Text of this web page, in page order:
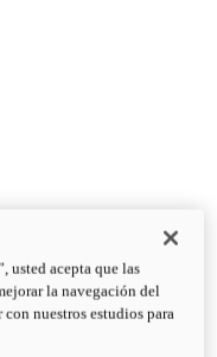
usted acepta que las
la navegación del
nuestros estudios para